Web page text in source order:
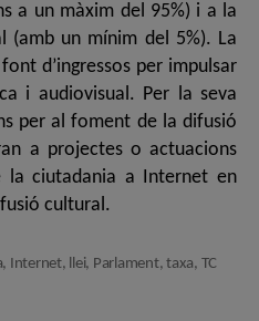
a un màxim del 95%) i a la
(amb un mínim del 5%). La
d’ingressos per impulsar
i audiovisual. Per la seva
per al foment de la difusió
a projectes o actuacions
la ciutadania a Internet en
cultural.
, Internet, llei, Parlament,taxa, TC